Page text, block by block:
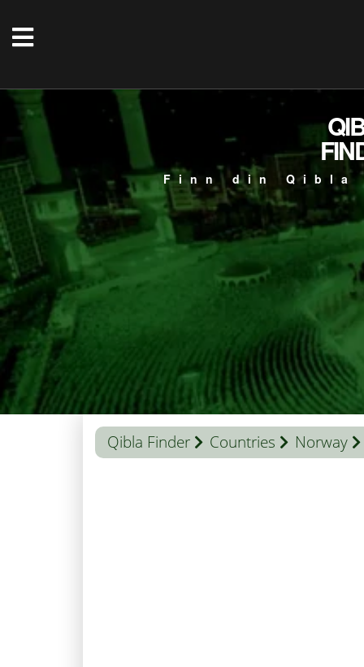
Finn din
Qibla Finder Countries Norway